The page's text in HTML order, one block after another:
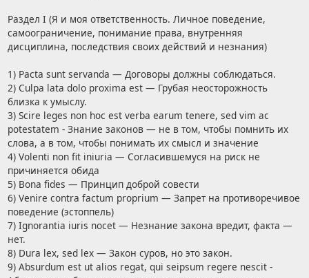
Раздел I (Я и моя ответственность. Личное поведение,
самоограничение, понимание права, внутренняя
дисциплина, последствия своих действий и незнания)
1) Pacta sunt servanda — Договоры должны соблюдаться.
2) Culpa lata dolo proxima est — Грубая неосторожность
близка к умыслу.
3) Scire leges non hoc est verba earum tenere, sed vim ac
potestatem - Знание законов — не в том, чтобы помнить их
слова, а в том, чтобы понимать их смысл и значение
4) Volenti non fit iniuria — Согласившемуся на риск не
причиняется обида
5) Bona fides — Принцип доброй совести
6) Venire contra factum proprium — Запрет на противоречивое
поведение (эстоппель)
7) Ignorantia iuris nocet — Незнание закона вредит, факта —
нет.
8) Dura lex, sed lex — Закон суров, но это закон.
9) Absurdum est ut alios regat, qui seipsum regere nescit -